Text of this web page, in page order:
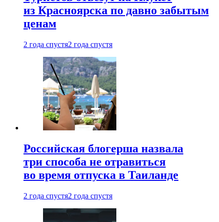
из Красноярска по давно забытым
ценам
2 года спустя2 года спустя
Российская блогерша назвала
три способа не отравиться
во время отпуска в Таиланде
2 года спустя2 года спустя